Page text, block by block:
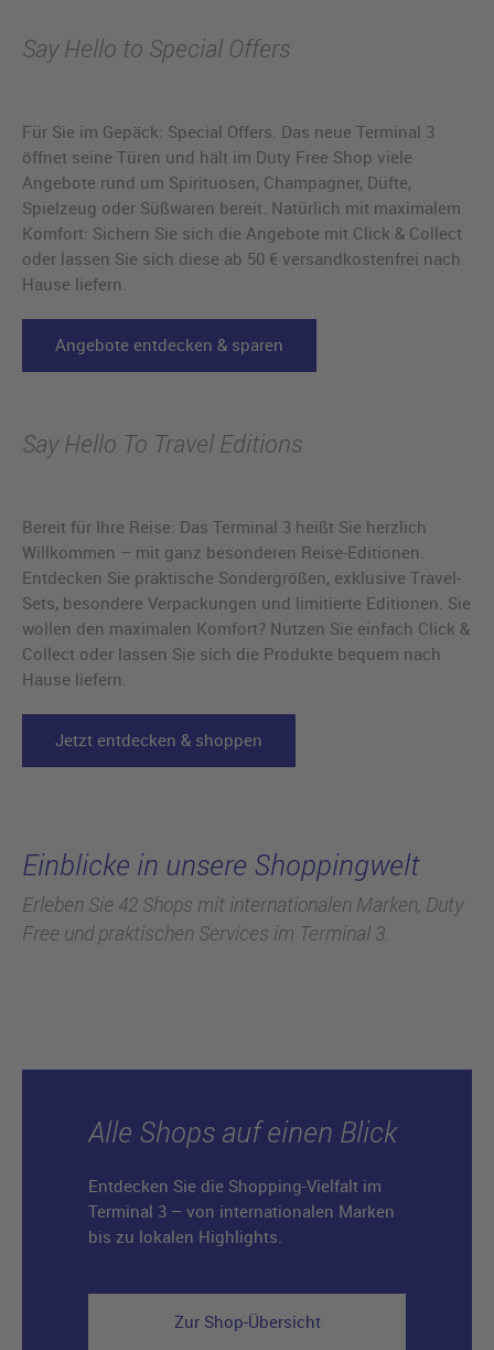
Say Hello to Special Offers
Für Sie im Gepäck: Special Offers. Das neue Terminal 3
öffnet seine Türen und hält im Duty Free Shop viele
Angebote rund um Spirituosen, Champagner, Düfte,
Spielzeug oder Süßwaren bereit. Natürlich mit maximalem
Komfort: Sichern Sie sich die Angebote mit Click & Collect
oder lassen Sie sich diese ab 50 € versandkostenfrei nach
Hause liefern.
Angebote entdecken & sparen
Say Hello To Travel Editions
Bereit für Ihre Reise: Das Terminal 3 heißt Sie herzlich
Willkommen – mit ganz besonderen Reise-Editionen.
Entdecken Sie praktische Sondergrößen, exklusive Travel-
Sets, besondere Verpackungen und limitierte Editionen. Sie
wollen den maximalen Komfort? Nutzen Sie einfach Click &
Collect oder lassen Sie sich die Produkte bequem nach
Hause liefern.
Jetzt entdecken & shoppen
Einblicke in unsere Shoppingwelt
Erleben Sie 42 Shops mit internationalen Marken, Duty
Free und praktischen Services im Terminal 3.
Alle Shops auf einen Blick
Entdecken Sie die Shopping-Vielfalt im
Terminal 3 – von internationalen Marken
bis zu lokalen Highlights.
Zur Shop-Übersicht